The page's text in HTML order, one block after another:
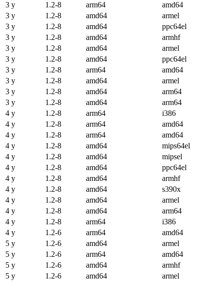
3 y
1.2-8 arm64
amd64
3 y
1.2-8 amd64
armel
3 y
1.2-8 amd64
ppc64el
3 y
1.2-8 amd64
armhf
3 y
1.2-8 amd64
armel
3 y
1.2-8 amd64
ppc64el
3 y
1.2-8 arm64
amd64
3 y
1.2-8 amd64
armel
3 y
1.2-8 amd64
arm64
3 y
1.2-8 amd64
arm64
4 y
1.2-8 arm64
i386
4 y
1.2-8 arm64
amd64
4 y
1.2-8 arm64
amd64
4 y
1.2-8 amd64
mips64el
4 y
1.2-8 amd64
mipsel
4 y
1.2-8 amd64
ppc64el
4 y
1.2-8 amd64
armhf
4 y
1.2-8 amd64
s390x
4 y
1.2-8 amd64
armel
4 y
1.2-8 amd64
arm64
4 y
1.2-8 arm64
i386
4 y
1.2-6 arm64
amd64
5 y
1.2-6 amd64
armel
5 y
1.2-6 arm64
amd64
5 y
1.2-6 amd64
armhf
5 y
1.2-6 amd64
armel